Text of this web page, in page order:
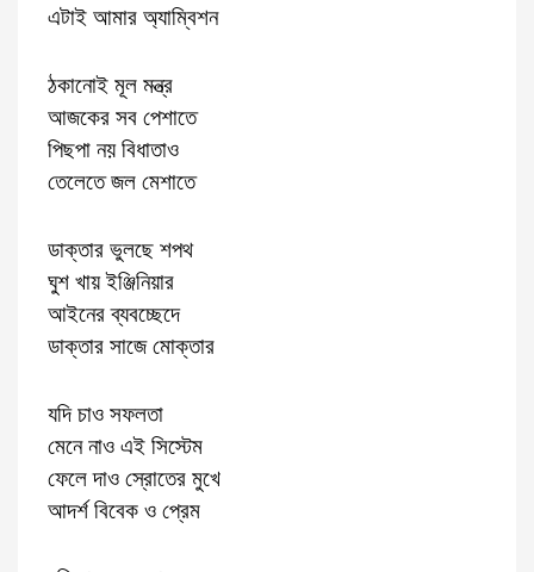
এটাই আমার অ্যাম্বিশন
ঠকানোই মূল মন্ত্র
আজকের সব পেশাতে
পিছপা নয় বিধাতাও
তেলেতে জল মেশাতে
ডাক্তার ভুলছে শপথ
ঘুশ খায় ইঞ্জিনিয়ার
আইনের ব্যবচ্ছেদে
ডাক্তার সাজে মোক্তার
যদি চাও সফলতা
মেনে নাও এই সিস্টেম
ফেলে দাও স্রোতের মুখে
আদর্শ বিবেক ও প্রেম